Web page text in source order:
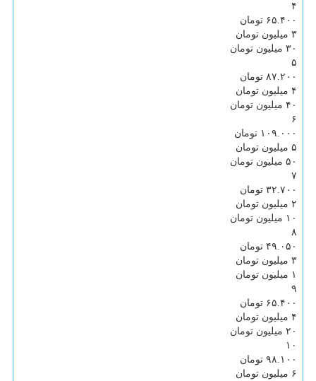
۴
۶۵.۴۰۰ تومان
۳ میلیون تومان
۳۰ میلیون تومان
۵
۸۷.۲۰۰ تومان
۴ میلیون تومان
۴۰ میلیون تومان
۶
۱۰۹.۰۰۰ تومان
۵ میلیون تومان
۵۰ میلیون تومان
۷
۳۲.۷۰۰ تومان
۲ میلیون تومان
۱۰ میلیون تومان
۸
۴۹.۰۵۰ تومان
۳ میلیون تومان
۱ میلیون تومان
۹
۶۵.۴۰۰ تومان
۴ میلیون تومان
۲۰ میلیون تومان
۱۰
۹۸.۱۰۰ تومان
۶ میلیون تومان